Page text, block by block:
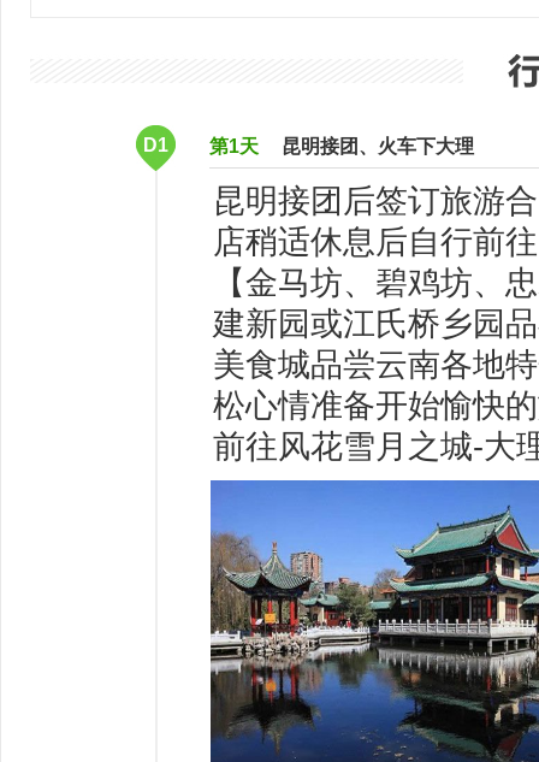
D1 第1天 昆明接团、火车下大理
昆明接团后签订旅游
店稍适休息后自行前
【金马坊、碧鸡坊、
建新园或江氏桥乡园
美食城品尝云南各地
松心情准备开始愉快
前往风花雪月之城-大